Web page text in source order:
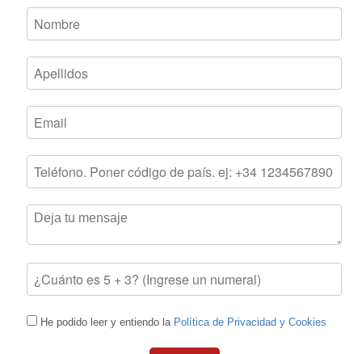
He podido leer y entiendo la Política de Privacidad y Cookies